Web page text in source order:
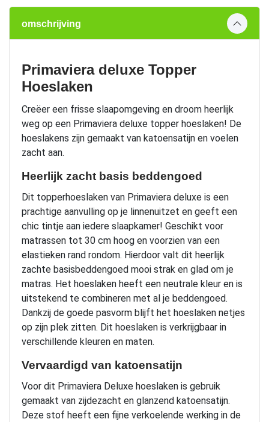
omschrijving
Primaviera deluxe Topper
Hoeslaken
Creëer een frisse slaapomgeving en droom heerlijk
weg op een Primaviera deluxe topper hoeslaken! De
hoeslakens zijn gemaakt van katoensatijn en voelen
zacht aan.
Heerlijk zacht basis beddengoed
Dit topperhoeslaken van Primaviera deluxe is een
prachtige aanvulling op je linnenuitzet en geeft een
chic tintje aan iedere slaapkamer! Geschikt voor
matrassen tot 30 cm hoog en voorzien van een
elastieken rand rondom. Hierdoor valt dit heerlijk
zachte basisbeddengoed mooi strak en glad om je
matras. Het hoeslaken heeft een neutrale kleur en is
uitstekend te combineren met al je beddengoed.
Dankzij de goede pasvorm blijft het hoeslaken netjes
op zijn plek zitten. Dit hoeslaken is verkrijgbaar in
verschillende kleuren en maten.
Vervaardigd van katoensatijn
Voor dit Primaviera Deluxe hoeslaken is gebruik
gemaakt van zijdezacht en glanzend katoensatijn.
Deze stof heeft een fijne verkoelende werking in de